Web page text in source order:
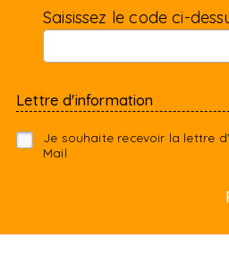
Saisissez le code ci-
Lettre d'information
Je souhaite recevoir la lettre
Mail